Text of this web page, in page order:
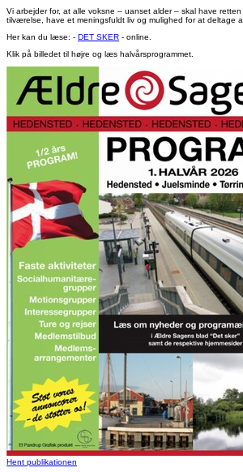
Vi arbejder for, at alle voksne – uanset alder – skal have
tilværelse, have et meningsfuldt liv og mulighed for at deltage
Her kan du læse: - DET SKER - online.
Klik på billedet til højre og læs halvårsprogrammet.
Hent publikationen